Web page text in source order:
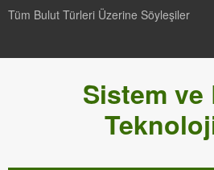
Tüm Bulut Türleri Üzerine Söyleşiler
Sistem